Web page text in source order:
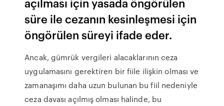
süre ile cezanın kesinleşmesi için
öngörülen süreyi ifade eder.
Ancak, gümrük vergileri alacaklarının ceza
uygulamasını gerektiren bir fiile ilişkin olması ve
zamanaşımı daha uzun bulunan bu fiil nedeniyle
ceza davası açılmış olması halinde, bu